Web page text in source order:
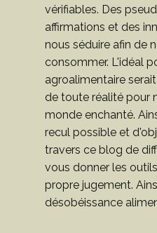
vérifiables. Des
affirmations et des
nous séduire afin de
consommer. L'idéal
agroalimentaire
de toute réalité pour
monde enchanté.
recul possible et
travers ce blog de
vous donner les
propre jugement.
désobéissance